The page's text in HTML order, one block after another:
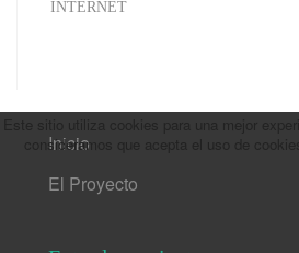
INTERNET
Inicio
El Proyecto
consideramos que acepta el uso de cookies.